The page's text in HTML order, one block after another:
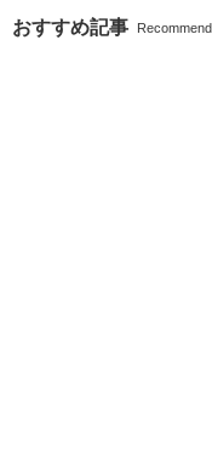
おすすめ記事 Recommend